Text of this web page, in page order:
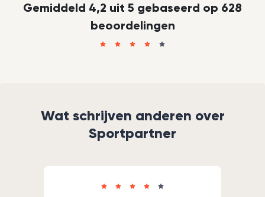
Gemiddeld 4,2 uit 5 gebaseerd op 628
beoordelingen
Wat schrijven anderen over
Sportpartner